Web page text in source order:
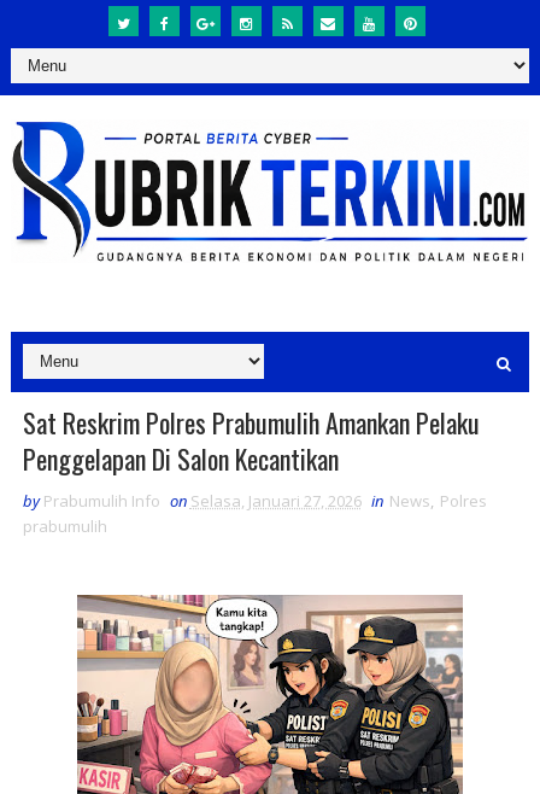
Sat Reskrim Polres Prabumulih Amankan Pelaku
Penggelapan Di Salon Kecantikan
by Prabumulih Info on Selasa, Januari 27, 2026 in News, Polres
prabumulih